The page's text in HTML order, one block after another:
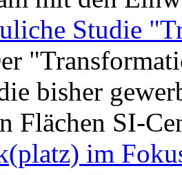
Studie
bisher
Flächen SI-
im